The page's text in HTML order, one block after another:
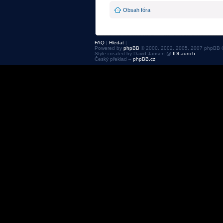
Obsah fóra
FAQ | Hledat |
Powered by phpBB © 2000, 2002, 2005, 2007 phpBB
Style created by David Jansen @ IDLaunch
Český překlad – phpBB.cz